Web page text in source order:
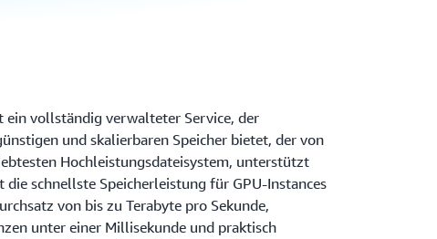
ein vollständig verwalteter Service, der
und skalierbaren Speicher bietet, der von
Hochleistungsdateisystem, unterstützt
schnellste Speicherleistung für GPU-Instances
von bis zu Terabyte pro Sekunde,
unter einer Millisekunde und praktisch